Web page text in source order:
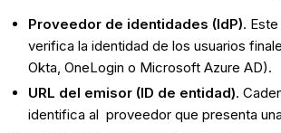
Proveedor de identidades (IdP).
verifica la identidad de los usuarios
Okta, OneLogin o Microsoft Azure AD).
URL del emisor (ID de entidad).
identifica al proveedor que presenta